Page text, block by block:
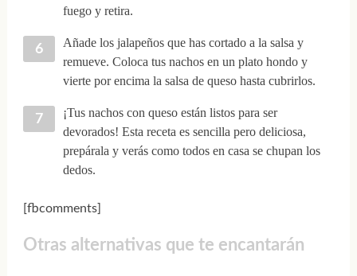
fuego y retira.
Añade los jalapeños que has cortado a la salsa y
remueve. Coloca tus nachos en un plato hondo y
vierte por encima la salsa de queso hasta cubrirlos.
¡Tus nachos con queso están listos para ser
devorados! Esta receta es sencilla pero deliciosa,
prepárala y verás como todos en casa se chupan los
dedos.
[fbcomments]
Otras alternativas que te encantarán